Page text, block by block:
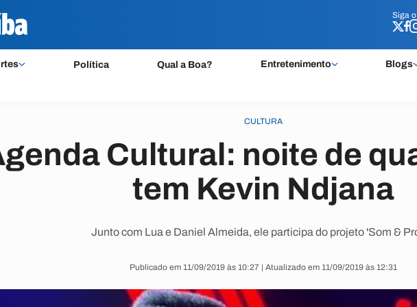
Siga o
Política Qual a Boa? Entretenimento Blogs
Siga o
CULTURA
Cultural: noite de
tem Kevin Ndjana
Junto com Lua e Daniel Almeida, ele participa do projeto 'Som &
Publicado em 11/09/2019 às 10:27 | Atualizado em 11/09/2019 às 12:31